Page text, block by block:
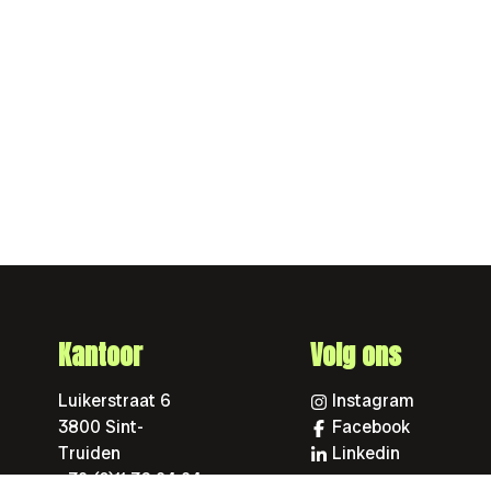
Kantoor
Luikerstraat 6
3800 Sint-
Truiden
+32 (0)11 36 24 24
Volg ons
Instagram
Facebook
Linkedin